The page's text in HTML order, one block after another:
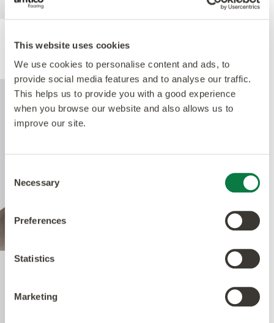
This website uses cookies
We use cookies to personalise content and ads, to
provide social media features and to analyse our traffic.
This helps us to provide you with a good experience
when you browse our website and also allows us to
improve our site.
Selection
Necessary
Preferences
Statistics
Marketing
Produktprestanda
Quantum Guard Elite